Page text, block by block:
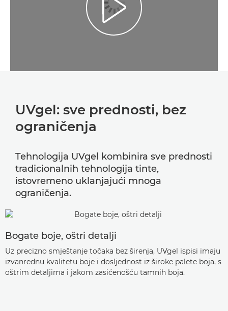
Play Video
UVgel: sve prednosti, bez
ograničenja
Tehnologija UVgel kombinira sve prednosti
tradicionalnih tehnologija tinte,
istovremeno uklanjajući mnoga
ograničenja.
Bogate boje, oštri detalji
Uz precizno smještanje točaka bez širenja, UVgel ispisi imaju
izvanrednu kvalitetu boje i dosljednost iz široke palete boja, s
oštrim detaljima i jakom zasićenošću tamnih boja.